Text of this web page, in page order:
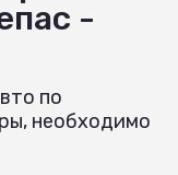
-
по
необходимо